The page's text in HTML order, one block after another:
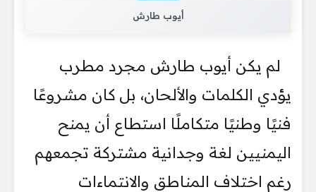
أيوب طارش
لم يكن أيوب طارش مجرد مطرب
يؤدي الكلمات والألحان، بل كان مشروعًا
فنيًا وطنيًا متكاملًا استطاع أن يمنح
اليمنيين لغة وجدانية مشتركة تجمعهم
رغم اختلاف المناطق والانتماءات